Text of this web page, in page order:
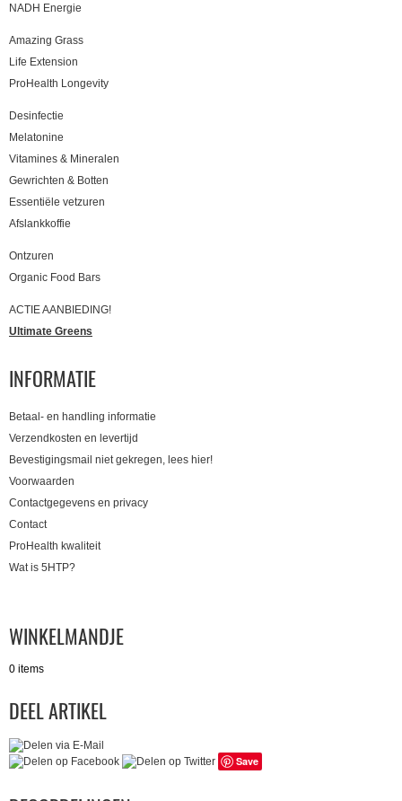
NADH Energie
Amazing Grass
Life Extension
ProHealth Longevity
Desinfectie
Melatonine
Vitamines & Mineralen
Gewrichten & Botten
Essentiële vetzuren
Afslankkoffie
Ontzuren
Organic Food Bars
ACTIE AANBIEDING!
Ultimate Greens
INFORMATIE
Betaal- en handling informatie
Verzendkosten en levertijd
Bevestigingsmail niet gekregen, lees hier!
Voorwaarden
Contactgegevens en privacy
Contact
ProHealth kwaliteit
Wat is 5HTP?
WINKELMANDJE
0 items
DEEL ARTIKEL
Save